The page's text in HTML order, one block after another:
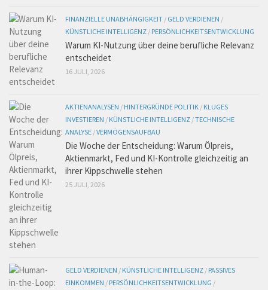
FINANZIELLE UNABHÄNGIGKEIT / GELD VERDIENEN /
KÜNSTLICHE INTELLIGENZ / PERSÖNLICHKEITSENTWICKLUNG
Warum KI-Nutzung über deine berufliche Relevanz
entscheidet
16 JULI, 2026
AKTIENANALYSEN / HINTERGRÜNDE POLITIK / KLUGES
INVESTIEREN / KÜNSTLICHE INTELLIGENZ /TECHNISCHE
ANALYSE /VERMÖGENSAUFBAU
Die Woche der Entscheidung: Warum Ölpreis,
Aktienmarkt, Fed und KI-Kontrolle gleichzeitig an
ihrer Kippschwelle stehen
25 JULI, 2026
GELD VERDIENEN / KÜNSTLICHE INTELLIGENZ / PASSIVES
EINKOMMEN / PERSÖNLICHKEITSENTWICKLUNG /